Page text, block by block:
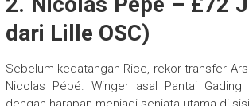
dari Lille OSC)
Sebelum kedatangan Rice, rekor transfer
Nicolas Pépé. Winger asal Pantai